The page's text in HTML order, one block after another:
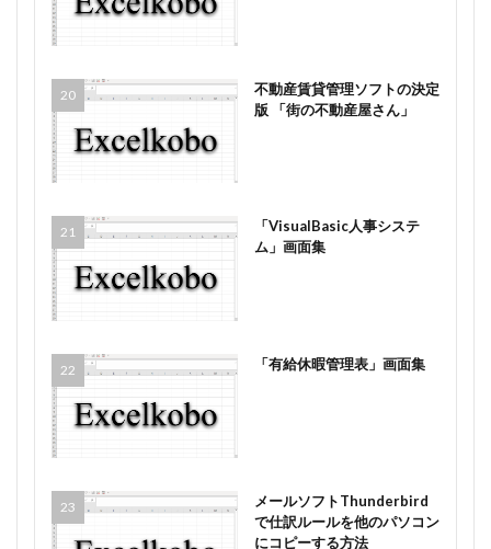
不動産賃貸管理ソフトの決定
版 「街の不動産屋さん」
「VisualBasic人事システ
ム」画面集
「有給休暇管理表」画面集
メールソフトThunderbird
で仕訳ルールを他のパソコン
にコピーする方法